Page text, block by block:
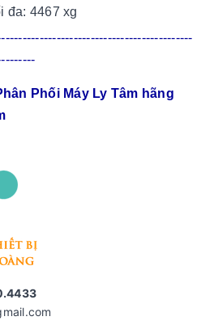
đa: 4467 xg
Phối Máy Ly Tâm hãng